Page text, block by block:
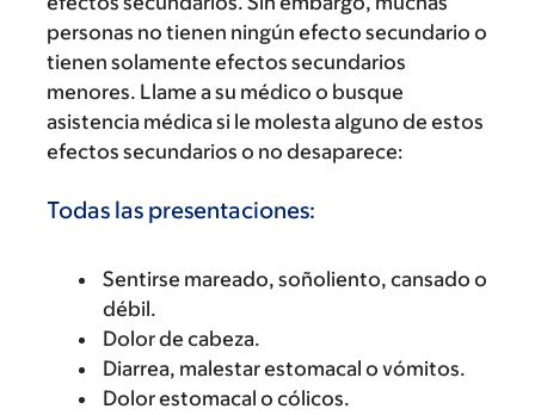
personas no tienen ningún efecto secundario o
tienen solamente efectos secundarios
menores. Llame a su médico o busque
asistencia médica si le molesta alguno de estos
efectos secundarios o no desaparece:
Todas las presentaciones:
Sentirse mareado, soñoliento, cansado o
débil.
Dolor de cabeza.
Diarrea, malestar estomacal o vómitos.
Dolor estomacal o cólicos.